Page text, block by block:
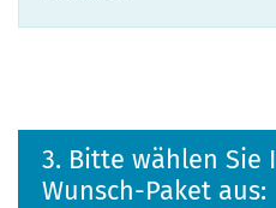
3. Bitte wählen Sie
Wunsch-Paket aus: